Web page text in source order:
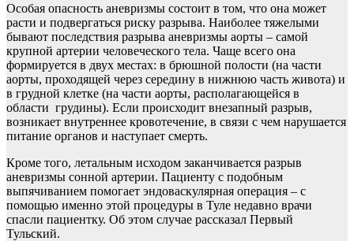
Особая опасность аневризмы состоит в том, что она может
расти и подвергаться риску разрыва. Наиболее тяжелыми
бывают последствия разрыва аневризмы аорты – самой
крупной артерии человеческого тела. Чаще всего она
формируется в двух местах: в брюшной полости (на части
аорты, проходящей через середину в нижнюю часть живота) и
в грудной клетке (на части аорты, располагающейся в
области грудины). Если происходит внезапный разрыв,
возникает внутреннее кровотечение, в связи с чем нарушается
питание органов и наступает смерть.
Кроме того, летальным исходом заканчивается разрыв
аневризмы сонной артерии. Пациенту с подобным
выпячиванием помогает эндоваскулярная операция – с
помощью именно этой процедуры в Туле недавно врачи
спасли пациентку. Об этом случае рассказал Первый
Тульский.